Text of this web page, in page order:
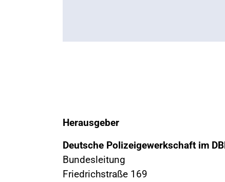
Herausgeber
Deutsche Polizeigewerkschaft im
Bundesleitung
Friedrichstraße 169